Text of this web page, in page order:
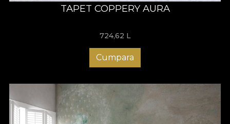
TAPET COPPERY AURA
724,62 L
Cumpara